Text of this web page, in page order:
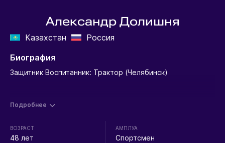
Александр Долишня
Казахстан
Россия
Биография
Защитник Воспитанник: Трактор (Челябинск)
Подробнее
ВОЗРАСТ
48 лет
АМПЛУА
Спортсмен